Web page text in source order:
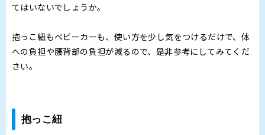
てはいないでしょうか。
抱っこ紐もベビーカーも、使い方を少し気をつけるだけで、体
への負担や腰背部の負担が減るので、是非参考にしてみてくだ
さい。
抱っこ紐